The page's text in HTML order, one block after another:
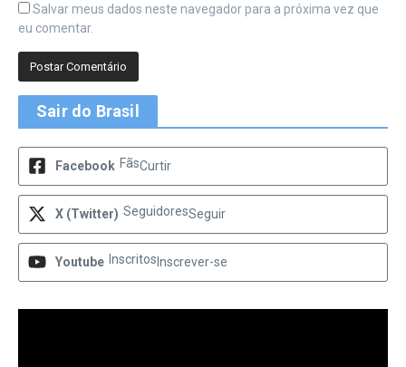
Salvar meus dados neste navegador para a próxima vez que
eu comentar.
Sair do Brasil
Facebook FãsCurtir
X (Twitter) SeguidoresSeguir
Youtube Inscritos Inscrever-se